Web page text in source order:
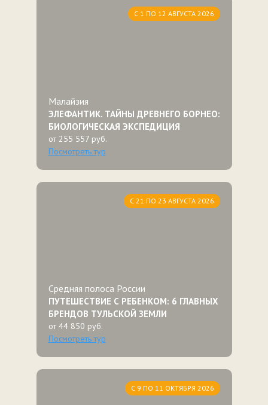
С 1 ПО 12 АВГУСТА 2026
Малайзия
ЭЛЕФАНТИК. ТАЙНЫ ДРЕВНЕГО БОРНЕО:
БИОЛОГИЧЕСКАЯ ЭКСПЕДИЦИЯ
от 255 557 руб.
Посмотреть тур
С 21 ПО 23 АВГУСТА 2026
Средняя полоса России
ПУТЕШЕСТВИЕ С РЕБЕНКОМ: 6 ГЛАВНЫХ
БРЕНДОВ ТУЛЬСКОЙ ЗЕМЛИ
от 44 850 руб.
Посмотреть тур
С 9 ПО 11 ОКТЯБРЯ 2026